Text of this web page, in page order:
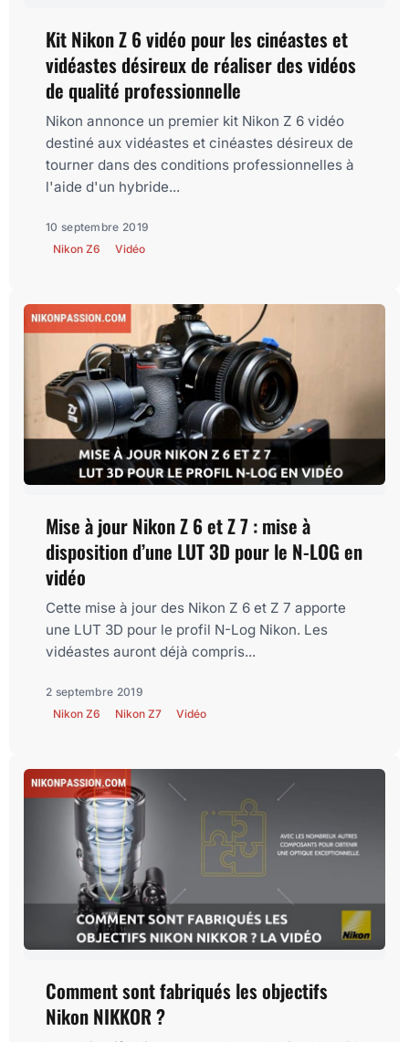
Kit Nikon Z 6 vidéo pour les cinéastes et
vidéastes désireux de réaliser des vidéos
de qualité professionnelle
Nikon annonce un premier kit Nikon Z 6 vidéo
destiné aux vidéastes et cinéastes désireux de
tourner dans des conditions professionnelles à
l'aide d'un hybride...
10 septembre 2019
Nikon Z6
Vidéo
Mise à jour Nikon Z 6 et Z 7 : mise à
disposition d’une LUT 3D pour le N-LOG en
vidéo
Cette mise à jour des Nikon Z 6 et Z 7 apporte
une LUT 3D pour le profil N-Log Nikon. Les
vidéastes auront déjà compris...
2 septembre 2019
Nikon Z6
Nikon Z7 Vidéo
Comment sont fabriqués les objectifs
Nikon NIKKOR ?